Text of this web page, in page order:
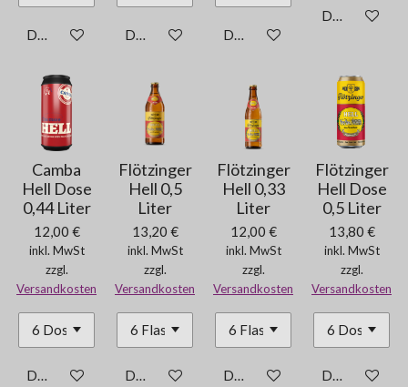
Details anzeigenDetails anzeigenDetails anzeigen
Details
Camba
Hell Dose
0,44 Liter
12,00 €
inkl. MwSt
zzgl.
Versandkosten
Details anzeigen
Flötzinger
Hell 0,5
Liter
13,20 €
inkl. MwSt
zzgl.
Versandkosten
Details anzeigen
Flötzinger
Hell 0,33
Liter
12,00 €
inkl. MwSt
zzgl.
Versandkosten
Details anzeigen
Flötzinger
Hell Dose
0,5 Liter
13,80 €
inkl. MwSt
zzgl.
Versandkosten
Details